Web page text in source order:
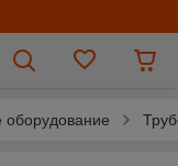
оборудование